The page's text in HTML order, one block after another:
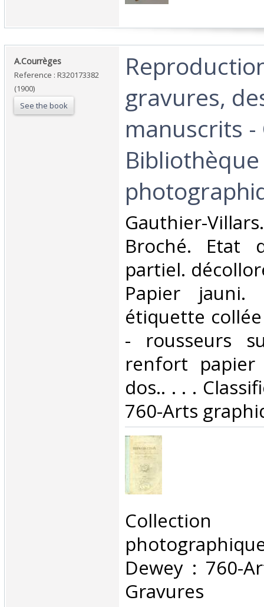
‎A.Courrèges‎
Reference : R320173382
(1900)
See the book
gravures,
manuscrits
Bibliothèque
‎Gauthier-
Broché. Etat
partiel.
Papier
étiquette
- rousseurs
renfort
dos.. . . .
760-Arts
‎Collection
Dewey : 760-
Gravures‎